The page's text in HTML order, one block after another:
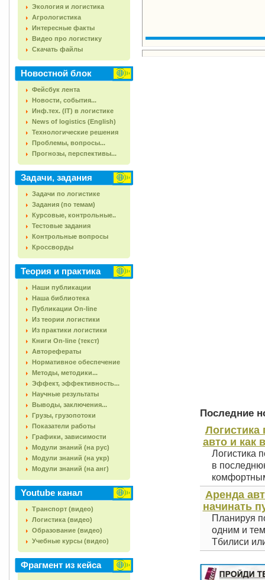
Экология и логистика
Агрологистика
Интересные факты
Видео про логистику
Скачать файлы
Новостной блок
Фейсбук лента
Новости, события...
Инф.тех. (IT) в логистике
News of logistics (English)
Технологические решения
Проблемы, вопросы...
Прогнозы, перспективы...
Задачи, задания
Задачи по логистике
Задания (по темам)
Курсовые, контрольные..
Тестовые задания
Контрольные вопросы
Кроссворды
Теория и практика
Наши публикации
Наша библиотека
Публикации On-line
Из теории логистики
Из практики логистики
Книги On-line (текст)
Авторефераты
Нормативное обеспечение
Методы, методики...
Эффект, эффективность...
Научные результаты
Выводы, заключения...
Грузы, грузопотоки
Показатели работы
Графики, зависимости
Модули знаний (на рус)
Модули знаний (на укр)
Модули знаний (на анг)
Youtube канал
Транспорт (видео)
Логистика (видео)
Образование (видео)
Учебные курсы (видео)
Фрагмент из кейса
Последние
Логистика
авто и как
Логистика
в
Аренда
начинать
Планируя
одним и
Тбилиси